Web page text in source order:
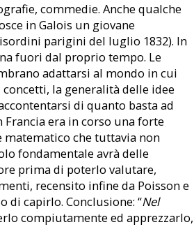
commedie. Anche qualche
in Galois un giovane
parigini del luglio 1832). In
fuori dal proprio tempo. Le
adattarsi al mondo in cui
la generalità delle idee
di quanto basta ad
era in corso una forte
matematico che tuttavia non
fondamentale avrà delle
prima di poterlo valutare,
recensito infine da Poisson e
di capirlo. Conclusione: “Nel
compiutamente ed apprezzarlo,